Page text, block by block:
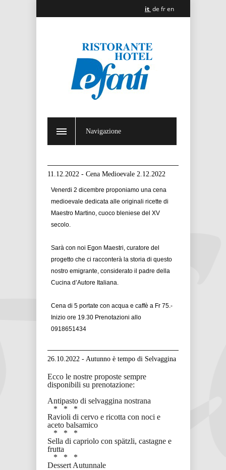
it de fren
Navigazione
11.12.2022 - Cena Medioevale 2.12.2022
Venerdi 2 dicembre proponiamo una cena
medioevale dedicata alle originali ricette di
Maestro Martino, cuoco bleniese del XV
secolo.
Sarà con noi Egon Maestri, curatore del
progetto che ci racconterà la storia di questo
nostro emigrante, considerato il padre della
Cucina d’Autore Italiana.
Cena di 5 portate con acqua e caffè a Fr 75.-
Inizio ore 19.30 Prenotazioni allo
0918651434
26.10.2022 - Autunno è tempo di Selvaggina
Ecco le nostre proposte sempre
disponibili su prenotazione:
Antipasto di selvaggina nostrana
* * *
Ravioli di cervo e ricotta con noci e
aceto balsamico
* * *
Sella di capriolo con spätzli, castagne e
frutta
* * *
Dessert Autunnale